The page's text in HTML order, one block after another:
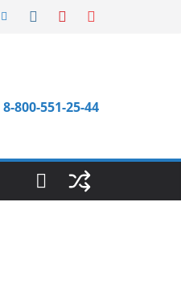
8-800-551-25-44